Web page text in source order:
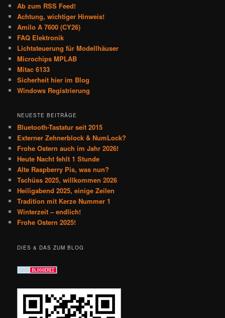
Ab zum RSS Feed!
Achtung, wichtiger Hinweis!
Amilo A 7600 (CY26)
FAQ Elektronik
Lichtsteuerung für Modellhäuser
Microchips MPLAB
Mitac 6133
Sicherheit hier im Blog
Windows Registrierung
NEUESTE BEITRÄGE
Bluetooth-Tastatur seit 2015
Externer Zehnerblock & NumLock?
Frohe Ostern auch im Jahr 2026!
Heute Nacht fehlt 1 Stunde
Alte Raspberry Pis, was nun?
Tschüss 2025, willkommen 2026
Heiligabend 2025, einige Zeilen
Tradition mit Kerze Nummer 1
Winterzeit – endlich!
Frohe Ostern 2025!
DIES & DAS ZUM BLOG